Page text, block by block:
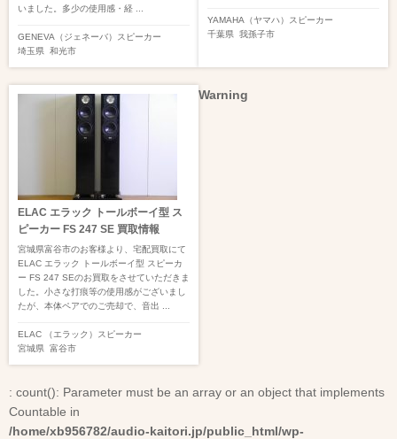
いました。多少の使用感・経 ...
GENEVA（ジェネーバ） スピーカー
埼玉県 和光市
YAMAHA（ヤマハ） スピーカー
千葉県 我孫子市
ELAC エラック トールボーイ型 ス
ピーカー FS 247 SE 買取情報
宮城県富谷市のお客様より、宅配買取にて
ELAC エラック トールボーイ型 スピーカ
ー FS 247 SEのお買取をさせていただきま
した。小さな打痕等の使用感がございまし
たが、本体ペアでのご売却で、音出 ...
ELAC （エラック） スピーカー
宮城県 富谷市
Warning
: count(): Parameter must be an array or an object that implements
Countable in
/home/xb956782/audio-kaitori.jp/public_html/wp-